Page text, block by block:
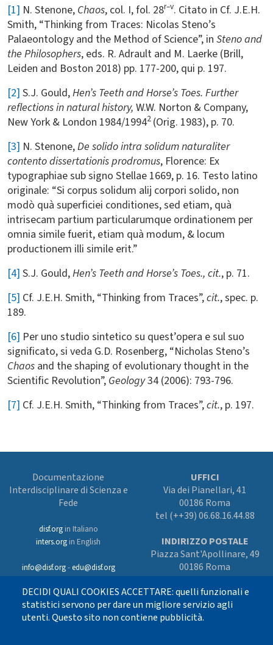
[1] N. Stenone, Chaos, col. I, fol. 28r–v. Citato in Cf. J.E.H.
Smith, “Thinking from Traces: Nicolas Steno’s
Palaeontology and the Method of Science”, in Steno and
the Philosophers, eds. R. Adrault and M. Laerke (Brill,
Leiden and Boston 2018) pp. 177-200, qui p. 197.
[2] S.J. Gould,Hen’s Teeth and Horse’s Toes. Further
reflections in natural history, W.W. Norton & Company,
New York & London 1984/19942 (Orig. 1983), p. 70.
[3] N. Stenone,De solido intra solidum naturaliter
contento dissertationis prodromus, Florence: Ex
typographiae sub signo Stellae 1669, p. 16. Testo latino
originale: “Si corpus solidum alij corpori solido, non
modò quà superficiei conditiones, sed etiam, quà
intrisecam partium particularumque ordinationem per
omnia simile fuerit, etiam quà modum, & locum
productionem illi simile erit.”
[4] S.J. Gould,Hen’s Teeth and Horse’s Toes., cit., p. 71.
[5] Cf. J.E.H. Smith, “Thinking from Traces”,cit., spec. p.
189.
[6] Per uno studio sintetico su quest’opera e sul suo
significato, si veda G.D. Rosenberg, “Nicholas Steno’s
Chaos and the shaping of evolutionary thought in the
Scientific Revolution”, Geology34 (2006): 793-796.
[7] Cf. J.E.H. Smith, “Thinking from Traces”,cit., p. 197.
Documentazione
Interdisciplinare di Scienza e
Fede
disf.orgin Italiano
inters.org in English
info@disf.org-edu@disf.org
UFFICI
Via dei Pianellari, 41
00186 Roma
tel (++39) 06.68.16.44.88
INDIRIZZO POSTALE
Piazza Sant'Apollinare, 49
00186 Roma
In collaborazione
con il Servizio
nazionale della CEI
per il progetto
DECIDI QUALI COOKIES ACCETTARE: quelli funzionali e
statistici servono per dare un migliore servizio agli
utenti. Questo sito non contiene pubblicità.